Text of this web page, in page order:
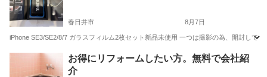
春日井市 8月7日
iPhone SE3/SE2/8/7 ガラスフィルム2枚セット新品未使用 一つは撮影の為、開封して
春日井市 携帯アクセサリー
お得にリフォームしたい方。無料で会社紹
介